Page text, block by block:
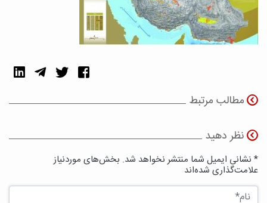
مطالب مرتبط
نظر دهید
* نشانی ایمیل شما منتشر نخواهد شد. بخش‌های موردنیاز
علامت‌گذاری شده‌اند